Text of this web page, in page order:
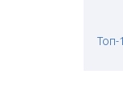
Топ-